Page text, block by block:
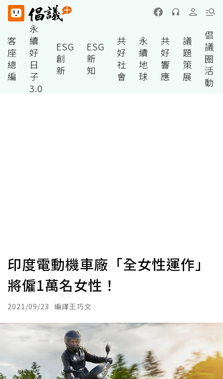
客
座
總
編
永
續
好
日
子
3.0
ESG
創
新
ESG
新
知
共
好
社
會
永
續
地
球
共
好
響
應
議
題
策
展
倡
議
圈
活
動
印度電動機車廠「全女性運作」
將僱1萬名女性！
2021/09/23 編譯王巧文